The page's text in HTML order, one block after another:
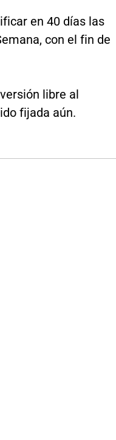
en 40 días las
con el fin de
libre al
fijada aún.